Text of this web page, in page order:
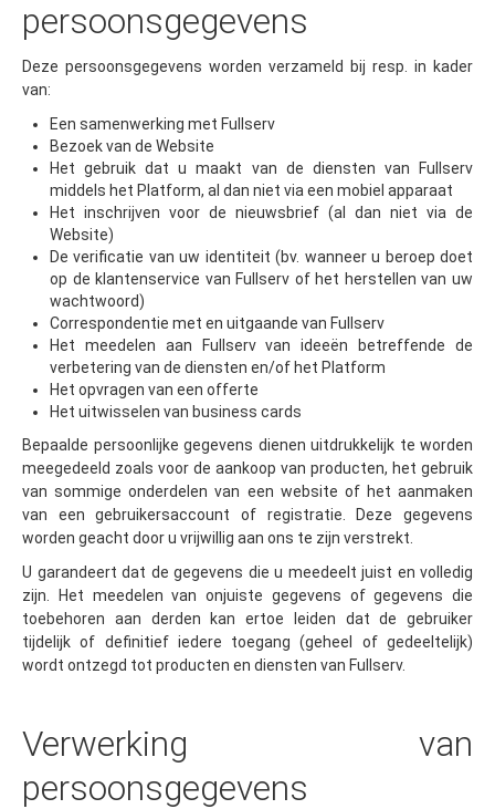
persoonsgegevens
Deze persoonsgegevens worden verzameld bij resp. in kader
van:
Een samenwerking met Fullserv
Bezoek van de Website
Het gebruik dat u maakt van de diensten van Fullserv
middels het Platform, al dan niet via een mobiel apparaat
Het inschrijven voor de nieuwsbrief (al dan niet via de
Website)
De verificatie van uw identiteit (bv. wanneer u beroep doet
op de klantenservice van Fullserv of het herstellen van uw
wachtwoord)
Correspondentie met en uitgaande van Fullserv
Het meedelen aan Fullserv van ideeën betreffende de
verbetering van de diensten en/of het Platform
Het opvragen van een offerte
Het uitwisselen van business cards
Bepaalde persoonlijke gegevens dienen uitdrukkelijk te worden
meegedeeld zoals voor de aankoop van producten, het gebruik
van sommige onderdelen van een website of het aanmaken
van een gebruikersaccount of registratie. Deze gegevens
worden geacht door u vrijwillig aan ons te zijn verstrekt.
U garandeert dat de gegevens die u meedeelt juist en volledig
zijn. Het meedelen van onjuiste gegevens of gegevens die
toebehoren aan derden kan ertoe leiden dat de gebruiker
tijdelijk of definitief iedere toegang (geheel of gedeeltelijk)
wordt ontzegd tot producten en diensten van Fullserv.
Verwerking van
persoonsgegevens